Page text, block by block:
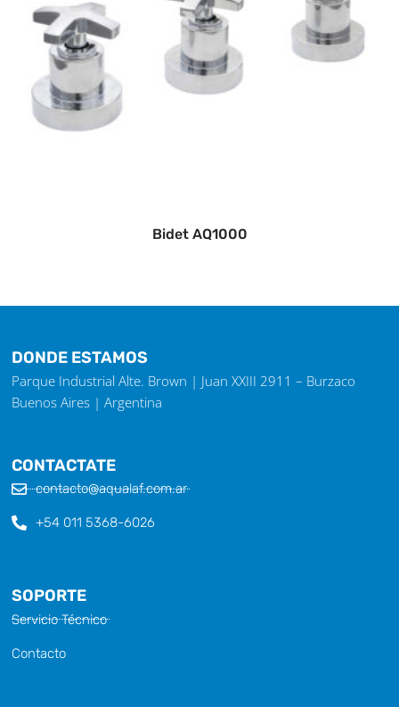
Bidet AQ1000
DONDE ESTAMOS
Parque Industrial Alte. Brown | Juan XXIII 2911 – Burzaco
Buenos Aires | Argentina
CONTACTATE
contacto@aqualaf.com.ar
+54 011 5368-6026
SOPORTE
Servicio Técnico
Contacto